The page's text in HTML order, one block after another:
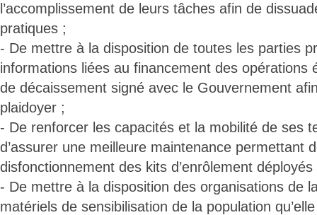
l’accomplissement de leurs tâches afin de
pratiques ;
- De mettre à la disposition de toutes les parties
informations liées au financement des opérations
de décaissement signé avec le Gouvernement
plaidoyer ;
- De renforcer les capacités et la mobilité de ses
d’assurer une meilleure maintenance permettant
disfonctionnement des kits d’enrôlement
- De mettre à la disposition des organisations de
matériels de sensibilisation de la population